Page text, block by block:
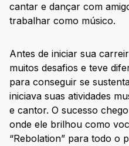
cantar e dançar com
trabalhar como músico.
Antes de iniciar sua
muitos desafios e teve
para conseguir se
iniciava suas atividades
e cantor. O sucesso
onde ele brilhou como
“Rebolation” para todo o